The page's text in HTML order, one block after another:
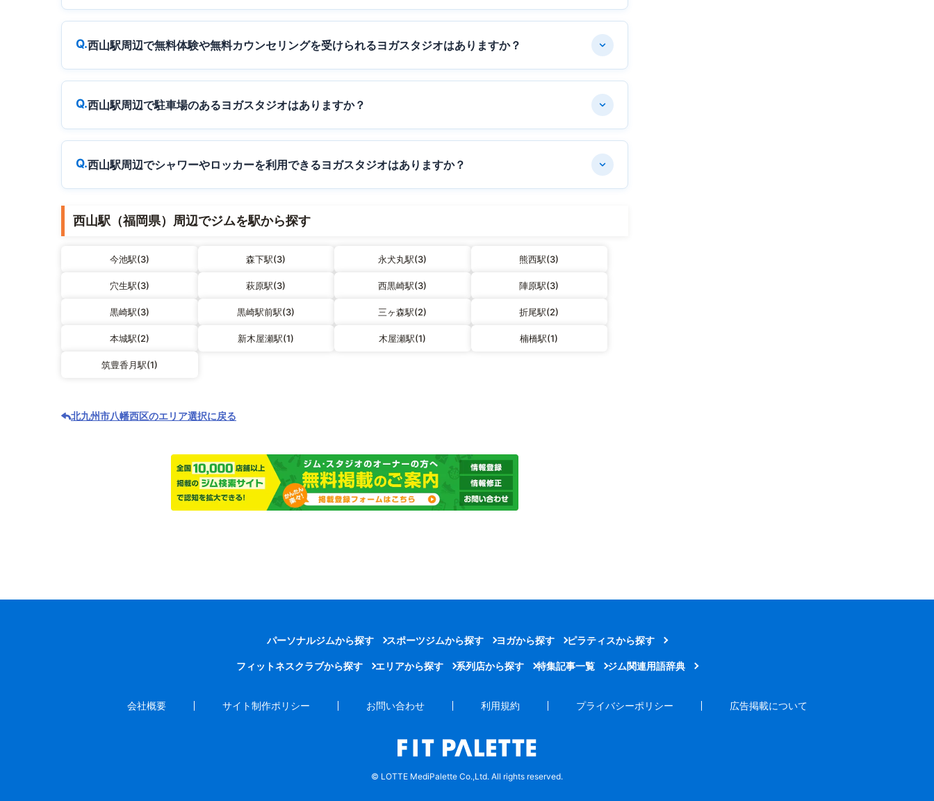
西山駅周辺で無料体験や無料カウンセリングを受けられるヨガスタジオはありますか？
西山駅周辺で駐車場のあるヨガスタジオはありますか？
西山駅周辺でシャワーやロッカーを利用できるヨガスタジオはありますか？
西山駅（福岡県）周辺でジムを駅から探す
今池駅(3) 森下駅(3) 永犬丸駅(3) 熊西駅(3)
穴生駅(3) 萩原駅(3) 西黒崎駅(3) 陣原駅(3)
黒崎駅(3) 黒崎駅前駅(3) 三ヶ森駅(2) 折尾駅(2)
本城駅(2) 新木屋瀬駅(1) 木屋瀬駅(1) 楠橋駅(1)
筑豊香月駅(1)
北九州市八幡西区のエリア選択に戻る
パーソナルジムから探す スポーツジムから探す ヨガから探す ピラティスから探す
フィットネスクラブから探す エリアから探す 系列店から探す 特集記事一覧 ジム関連用語辞典
会社概要 サイト制作ポリシー お問い合わせ 利用規約 プライバシーポリシー 広告掲載について
© LOTTE MediPalette Co.,Ltd. All rights reserved.